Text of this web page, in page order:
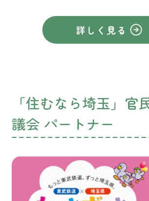
詳しく見る
「住むなら埼玉」官
議会 パートナー